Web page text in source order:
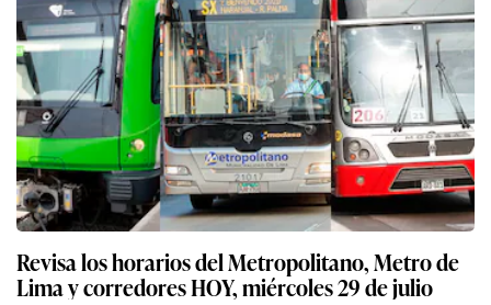
Revisa los horarios del Metropolitano, Metro de
Lima y corredores HOY, miércoles 29 de julio